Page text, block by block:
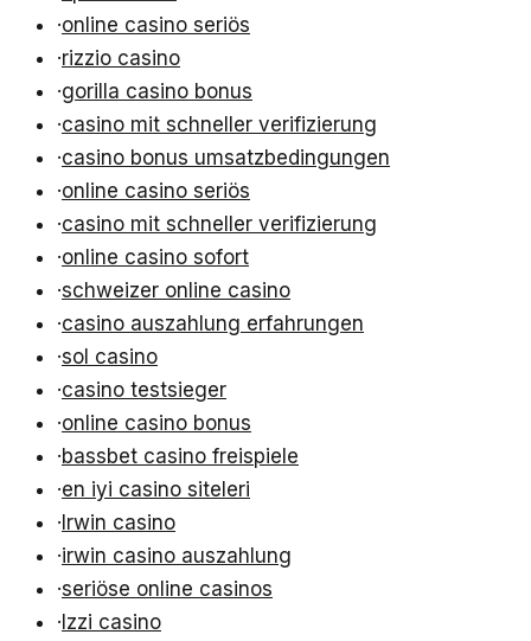
·online casino seriös
·rizzio casino
·gorilla casino bonus
·casino mit schneller verifizierung
·casino bonus umsatzbedingungen
·online casino seriös
·casino mit schneller verifizierung
·online casino sofort
·schweizer online casino
·casino auszahlung erfahrungen
·sol casino
·casino testsieger
·online casino bonus
·bassbet casino freispiele
·en iyi casino siteleri
·Irwin casino
·irwin casino auszahlung
·seriöse online casinos
·Izzi casino